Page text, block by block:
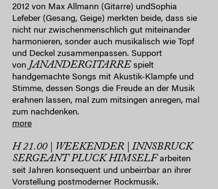
2012 von Max Allmann (Gitarre) undSophia
Lefeber (Gesang, Geige) merkten beide, dass sie
nicht nur zwischenmenschlich gut miteinander
harmonieren, sonder auch musikalisch wie Topf
und Deckel zusammenpassen. Support
von JANANDERGITARRE spielt
handgemachte Songs mit Akustik-Klampfe und
Stimme, dessen Songs die Freude an der Musik
erahnen lassen, mal zum mitsingen anregen, mal
zum nachdenken.
more
H 21.00 | WEEKENDER | INNSBRUCK
SERGEANT PLUCK HIMSELF arbeiten
seit Jahren konsequent und unbeirrbar an ihrer
Vorstellung postmoderner Rockmusik.